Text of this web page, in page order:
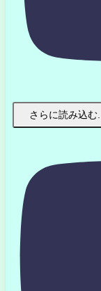
さらに読み込む...